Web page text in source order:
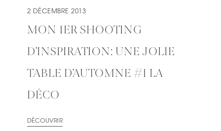
2 DÉCEMBRE 2013
MON 1ER SHOOTING
D’INSPIRATION: UNE JOLIE
TABLE D’AUTOMNE #1 LA
DÉCO
DÉCOUVRIR